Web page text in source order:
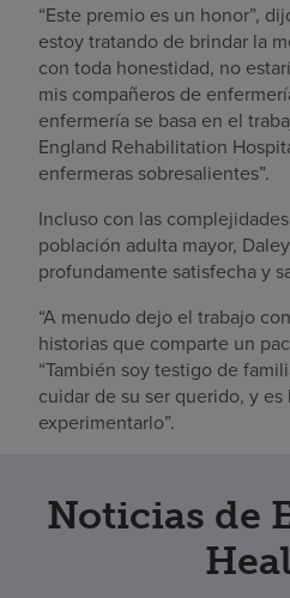
“Este premio es un honor”,
estoy tratando de brindar la
con toda honestidad, no
mis compañeros de
enfermería se basa en el
England Rehabilitation
enfermeras sobresalientes”.
Incluso con las
población adulta mayor,
profundamente satisfecha y
“A menudo dejo el trabajo
historias que comparte un
“También soy testigo de
cuidar de su ser querido, y
experimentarlo”.
Noticias de